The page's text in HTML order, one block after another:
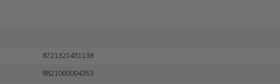
8721321431138
8821060004353